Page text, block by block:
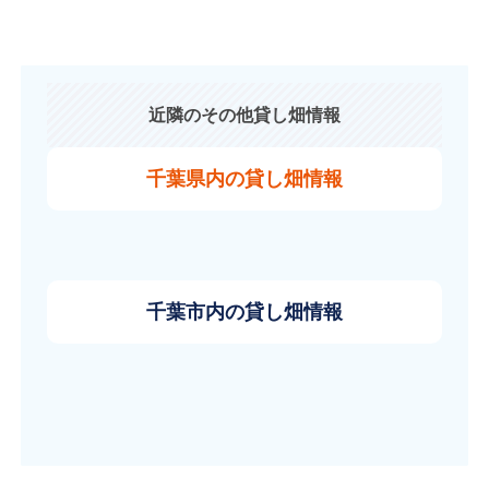
近隣のその他貸し畑情報
千葉県内の貸し畑情報
千葉市内の貸し畑情報